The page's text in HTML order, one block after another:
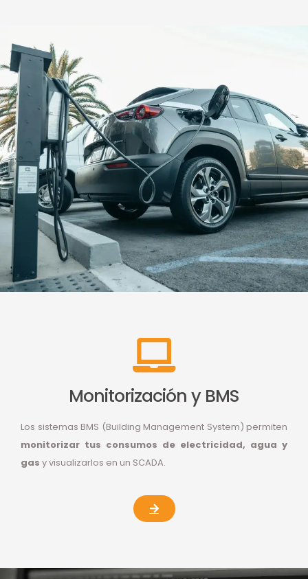
Monitorización y BMS
Los sistemas BMS (Building Management System) permiten
monitorizar tus consumos de electricidad, agua y
gas y visualizarlos en un SCADA.